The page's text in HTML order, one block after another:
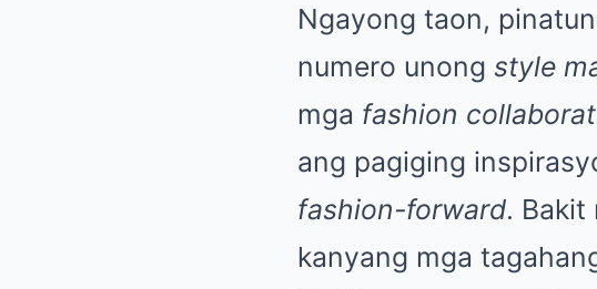
Ngayong taon,
numero unong style
mga fashion
ang pagiging
fashion-forward. Bakit
kanyang mga